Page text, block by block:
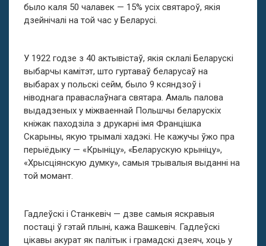
было каля 50 чалавек — 15% усіх святароў, якія
дзейнічалі на той час у Беларусі.
У 1922 годзе з 40 актывістаў, якія склалі Беларускі
выбарчы камітэт, што гуртаваў беларусаў на
выбарах у польскі сейм, было 9 ксяндзоў і
ніводнага праваслаўнага святара. Амаль палова
выдадзеных у міжваеннай Польшчы беларускіх
кніжак паходзіла з друкарні імя Францішка
Скарыны, якую трымалі хадэкі. Не кажучы ўжо пра
перыёдыку — «Крыніцу», «Беларускую крыніцу»,
«Хрысціянскую думку», самыя трывалыя выданні на
той момант.
Гадлеўскі і Станкевіч — дзве самыя яскравыя
постаці ў гэтай плыні, кажа Вашкевіч. Гадлеўскі
цікавы акурат як палітык і грамадскі дзеяч, хоць у